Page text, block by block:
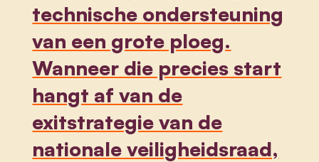
technische ondersteuning
van een grote ploeg.
Wanneer die precies start
hangt af van de
exitstrategie van de
nationale veiligheidsraad,